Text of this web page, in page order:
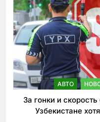
АВТО
За гонки и
Узбекистане